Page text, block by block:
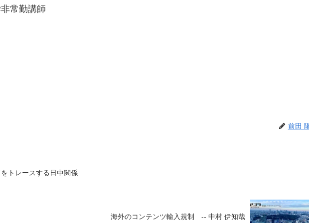
常勤講師
前田
トレースする日中関係
海外のコンテンツ輸入規制 -- 中村 伊知哉